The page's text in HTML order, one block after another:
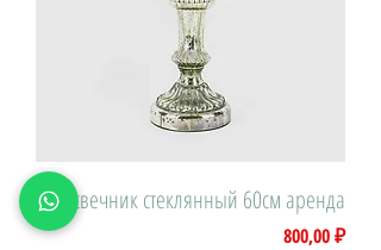
Подсвечник стеклянный 60см аренда
Цена
800,00 ₽